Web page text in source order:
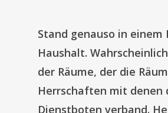
Stand genauso in einem
Haushalt.
der Räume, der die
Herrschaften mit denen
Dienstboten verband.